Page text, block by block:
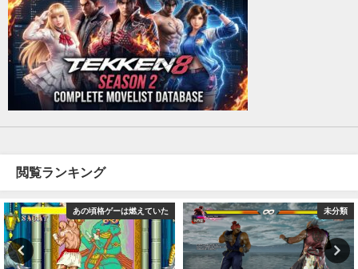
閲覧ランキング
あの頃格ゲーは燃えていた 未分類